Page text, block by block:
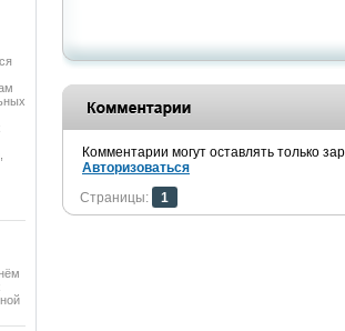
Комментарии могут оставлять только
Авторизоваться
Страницы:
1